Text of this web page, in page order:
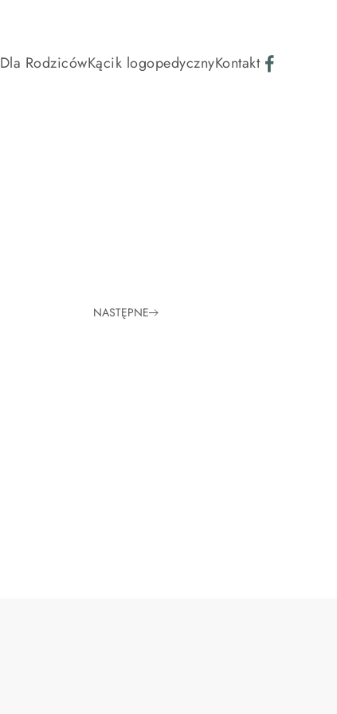
Dla RodzicówKącik logopedycznyKontakt
NASTĘPNE